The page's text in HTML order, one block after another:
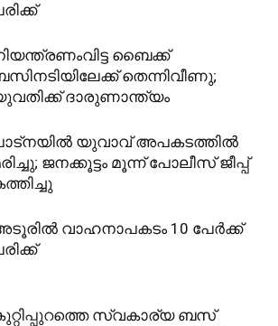
ബൈക്ക്
തെന്നിവീണു;
ദാരുണാന്ത്യം
യുവാവ് അപകടത്തിൽ
ജനക്കൂട്ടം മൂന്ന് പോലീസ് ജീപ്പ്
വാഹനാപകടം 10 പേർക്ക്
സ്വകാര്യ ബസ്